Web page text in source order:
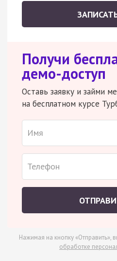
Получи
демо-доступ
Оставь заявку и займи
на бесплатном курсе
Нажимая на кнопку «Отправить»,
обработке